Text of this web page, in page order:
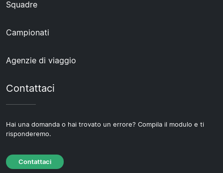
Squadre
Campionati
Agenzie di viaggio
Contattaci
Hai una domanda o hai trovato un errore? Compila il modulo e ti
risponderemo.
Contattaci